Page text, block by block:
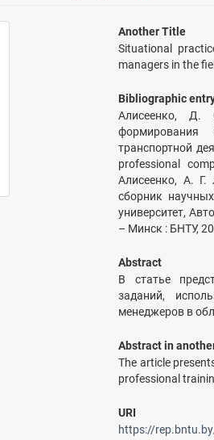
Another Title
Situational
managers in the
Bibliographic
Алисеенко, Д.
формирования
транспортной
professional
Алисеенко, А. Г.
сборник
университет,
– Минск : БНТУ,
Abstract
В статье
заданий,
менеджеров в
Abstract in
The article
professional
URI
https://